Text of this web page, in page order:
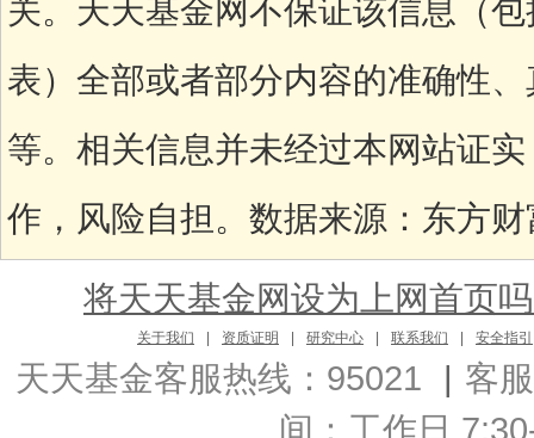
关。天天基金网不保证该信息（
表）全部或者部分内容的准确性
等。相关信息并未经过本网站证
作，风险自担。数据来源：东方
将天天基金网设为上网首页
关于我们 资质证明 研究中心 联系我们 安全指引
天天基金客服热线：95021 | 客
间：工作日